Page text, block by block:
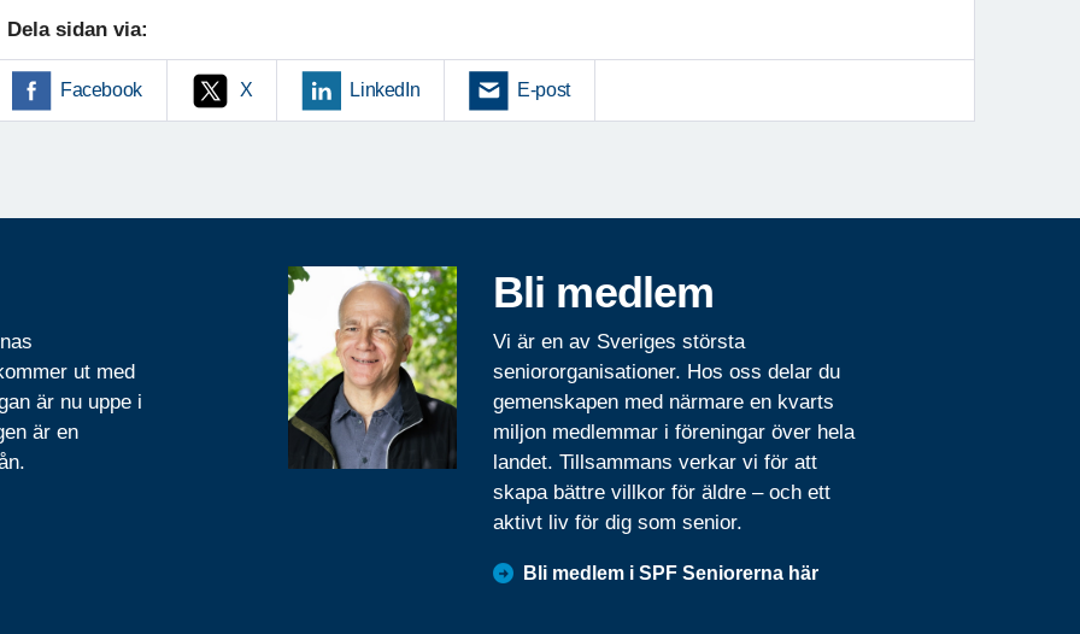
Dela sidan via:
Facebook X LinkedIn E-post
ut med
är nu uppe i
är en
Bli medlem
Vi är en av Sveriges största
seniororganisationer. Hos oss delar du
gemenskapen med närmare en kvarts
miljon medlemmar i föreningar över hela
landet. Tillsammans verkar vi för att
skapa bättre villkor för äldre – och ett
aktivt liv för dig som senior.
Bli medlem i SPF Seniorerna här